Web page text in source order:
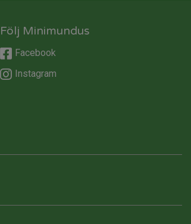
Följ Minimundus
Facebook
Instagram